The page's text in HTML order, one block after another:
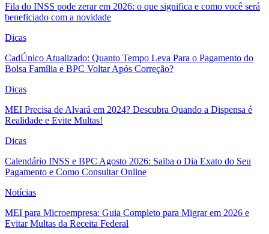
Fila do INSS pode zerar em 2026: o que significa e como você será
beneficiado com a novidade
Dicas
CadÚnico Atualizado: Quanto Tempo Leva Para o Pagamento do
Bolsa Família e BPC Voltar Após Correção?
Dicas
MEI Precisa de Alvará em 2024? Descubra Quando a Dispensa é
Realidade e Evite Multas!
Dicas
Calendário INSS e BPC Agosto 2026: Saiba o Dia Exato do Seu
Pagamento e Como Consultar Online
Notícias
MEI para Microempresa: Guia Completo para Migrar em 2026 e
Evitar Multas da Receita Federal